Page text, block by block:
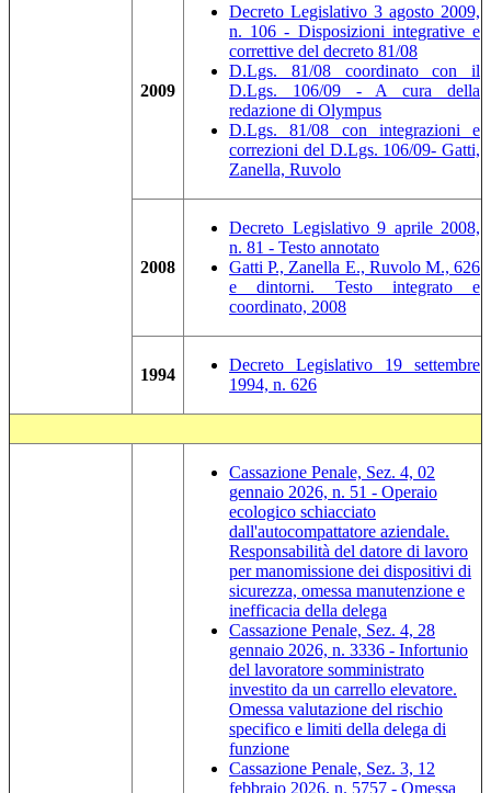
2009
Decreto Legislativo 3 agosto 2009,
n. 106 - Disposizioni integrative e
correttive del decreto 81/08
D.Lgs. 81/08 coordinato con il
D.Lgs. 106/09 - A cura della
redazione di Olympus
D.Lgs. 81/08 con integrazioni e
correzioni del D.Lgs. 106/09- Gatti,
Zanella, Ruvolo
2008
Decreto Legislativo 9 aprile 2008,
n. 81 - Testo annotato
Gatti P., Zanella E., Ruvolo M., 626
e dintorni. Testo integrato e
coordinato, 2008
1994
Decreto Legislativo 19 settembre
1994, n. 626
Cassazione Penale, Sez. 4, 02
gennaio 2026, n. 51 - Operaio
ecologico schiacciato
dall'autocompattatore aziendale.
Responsabilità del datore di lavoro
per manomissione dei dispositivi di
sicurezza, omessa manutenzione e
inefficacia della delega
Cassazione Penale, Sez. 4, 28
gennaio 2026, n. 3336 - Infortunio
del lavoratore somministrato
investito da un carrello elevatore.
Omessa valutazione del rischio
specifico e limiti della delega di
funzione
Cassazione Penale, Sez. 3, 12
febbraio 2026, n. 5757 - Omessa